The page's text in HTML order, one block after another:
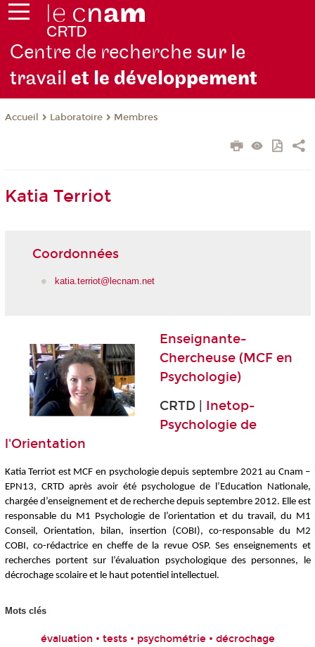
Centre de recherche sur le
travailet le développement
Accueil Laboratoire Membres
Katia Terriot
Coordonnées
katia.terriot@lecnam.net
Enseignante-
Chercheuse (MCF en
Psychologie)
CRTD | Inetop-
Psychologie de
l'Orientation
Katia Terriot est MCF en psychologie depuis septembre 2021 au Cnam –
EPN13, CRTD après avoir été psychologue de l’Education Nationale,
chargée d’enseignement et de recherche depuis septembre 2012. Elle est
responsable du M1 Psychologie de l’orientation et du travail, du M1
Conseil, Orientation, bilan, insertion (COBI), co-responsable du M2
COBI, co-rédactrice en cheffe de la revue OSP. Ses enseignements et
recherches portent sur l’évaluation psychologique des personnes, le
décrochage scolaire et le haut potentiel intellectuel.
Mots clés
évaluation • tests • psychométrie • décrochage